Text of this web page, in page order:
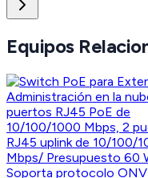
Equipos